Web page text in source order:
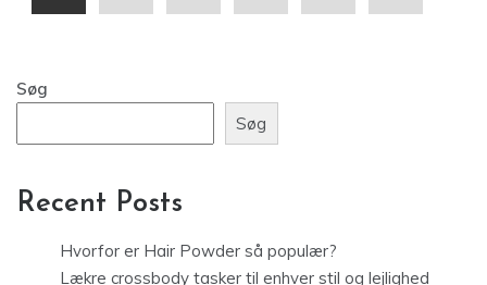
Søg
Søg
Recent Posts
Hvorfor er Hair Powder så populær?
Lækre crossbody tasker til enhver stil og lejlighed